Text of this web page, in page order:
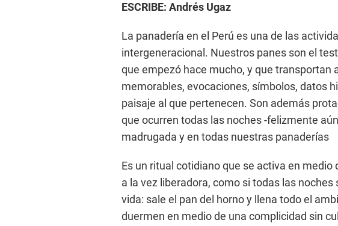
ESCRIBE: Andrés Ugaz
La panadería en el Perú es una de las
intergeneracional. Nuestros panes son el
que empezó hace mucho, y que transportan
memorables, evocaciones, símbolos, datos
paisaje al que pertenecen. Son además
que ocurren todas las noches -felizmente
madrugada y en todas nuestras panaderías
Es un ritual cotidiano que se activa en
a la vez liberadora, como si todas las
vida: sale el pan del horno y llena todo el
duermen en medio de una complicidad sin